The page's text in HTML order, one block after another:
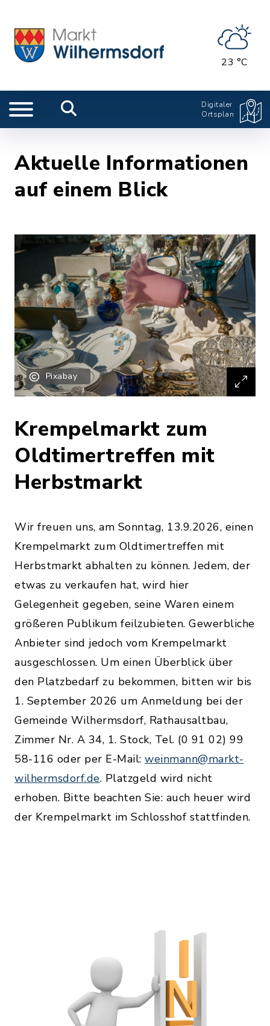
23 °C
Digitaler
Ortsplan
Aktuelle Informationen
auf einem Blick
Pixabay
Krempelmarkt zum
Oldtimertreffen mit
Herbstmarkt
Wir freuen uns, am Sonntag, 13.9.2026, einen
Krempelmarkt zum Oldtimertreffen mit
Herbstmarkt abhalten zu können. Jedem, der
etwas zu verkaufen hat, wird hier
Gelegenheit gegeben, seine Waren einem
größeren Publikum feilzubieten. Gewerbliche
Anbieter sind jedoch vom Krempelmarkt
ausgeschlossen. Um einen Überblick über
den Platzbedarf zu bekommen, bitten wir bis
1. September 2026 um Anmeldung bei der
Gemeinde Wilhermsdorf, Rathausaltbau,
Zimmer Nr. A 34, 1. Stock, Tel. (0 91 02) 99
58-116 oder per E-Mail: weinmann@markt-
wilhermsdorf.de. Platzgeld wird nicht
erhoben. Bitte beachten Sie: auch heuer wird
der Krempelmarkt im Schlosshof stattfinden.